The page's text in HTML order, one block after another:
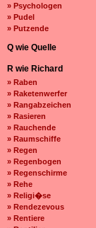
» Psychologen
» Pudel
» Putzende
Q wie Quelle
R wie Richard
» Raben
» Raketenwerfer
» Rangabzeichen
» Rasieren
» Rauchende
» Raumschiffe
» Regen
» Regenbogen
» Regenschirme
» Rehe
» Religi�se
» Rendezevous
» Rentiere